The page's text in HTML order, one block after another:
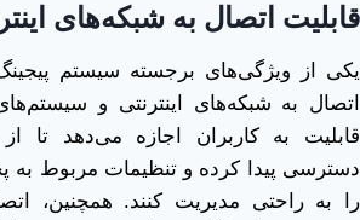
قابلیت اتصال به شبکه‌های
یکی از ویژگی‌های برجسته سیستم
اتصال به شبکه‌های اینترنتی و
قابلیت به کاربران اجازه می‌دهد تا
دسترسی پیدا کرده و تنظیمات مربوط به
را به ‌راحتی مدیریت کنند. همچنین،